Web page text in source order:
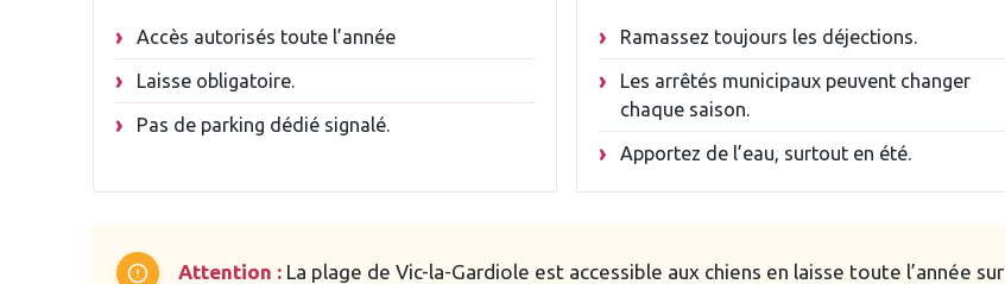
Accès autorisés toute l’année
Laisse obligatoire.
Pas de parking dédié signalé.
Ramassez toujours les déjections.
Les arrêtés municipaux peuvent changer
chaque saison.
Apportez de l’eau, surtout en été.
Attention : La plage de Vic-la-Gardiole est accessible aux chiens en laisse toute l’année sur